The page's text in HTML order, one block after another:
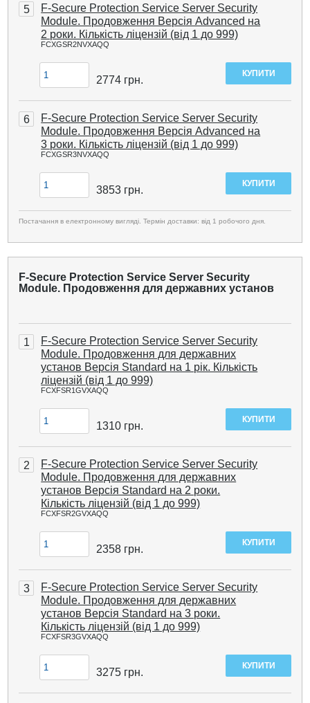
5
F-Secure Protection Service Server Security
Module. Продовження Версія Advanced на
2 роки. Кількість ліцензій (від 1 до 999)
FCXGSR2NVXAQQ
2774 грн.
6
F-Secure Protection Service Server Security
Module. Продовження Версія Advanced на
3 роки. Кількість ліцензій (від 1 до 999)
FCXGSR3NVXAQQ
3853 грн.
Постачання в електронному вигляді. Термін доставки: від 1 робочого дня.
F-Secure Protection Service Server Security
Module. Продовження для державних установ
1
F-Secure Protection Service Server Security
Module. Продовження для державних
установ Версія Standard на 1 рік. Кількість
ліцензій (від 1 до 999)
FCXFSR1GVXAQQ
1310 грн.
2
F-Secure Protection Service Server Security
Module. Продовження для державних
установ Версія Standard на 2 роки.
Кількість ліцензій (від 1 до 999)
FCXFSR2GVXAQQ
2358 грн.
3
F-Secure Protection Service Server Security
Module. Продовження для державних
установ Версія Standard на 3 роки.
Кількість ліцензій (від 1 до 999)
FCXFSR3GVXAQQ
3275 грн.